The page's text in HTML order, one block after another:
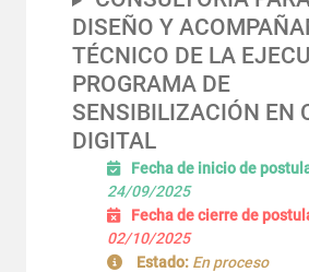
DISEÑO Y
TÉCNICO DE LA
PROGRAMA DE
SENSIBILIZACIÓN EN
DIGITAL
Fecha de inicio de
24/09/2025
Fecha de cierre de
02/10/2025
Estado: En proceso